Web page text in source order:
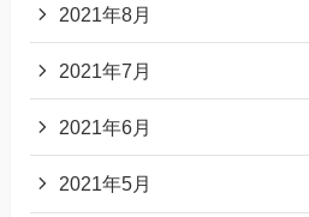
2021年8月
2021年7月
2021年6月
2021年5月